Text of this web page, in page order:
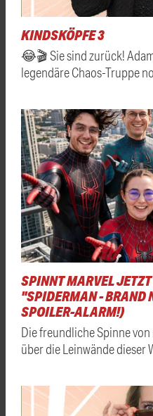
KINDSKÖPFE 3
😂🎬 Sie sind zurück!
legendäre Chaos-Truppe
SPINNT MARVEL
"SPIDERMAN - BRAND
SPOILER-ALARM!)
Die freundliche Spinne
über die Leinwände dieser